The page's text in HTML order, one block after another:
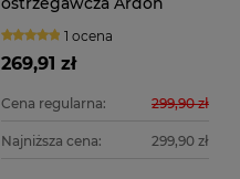
1 ocena
269,91 zł
Cena regularna: 299,90 zł
Najniższa cena: 299,90 zł